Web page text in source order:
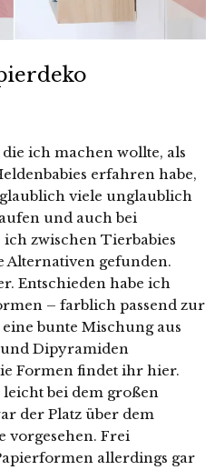
ich machen wollte, als
erfahren habe,
viele unglaublich
und auch bei
ich zwischen Tierbabies
Alternativen gefunden.
Entschieden habe ich
– farblich passend zur
bunte Mischung aus
Dipyramiden
Formen findet ihr hier.
bei dem großen
der Platz über dem
vorgesehen. Frei
allerdings gar